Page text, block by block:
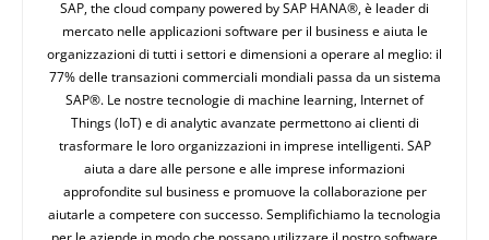
SAP, the cloud company powered by SAP HANA®, è leader di
mercato nelle applicazioni software per il business e aiuta le
organizzazioni di tutti i settori e dimensioni a operare al meglio: il
77% delle transazioni commerciali mondiali passa da un sistema
SAP®. Le nostre tecnologie di machine learning, Internet of
Things (IoT) e di analytic avanzate permettono ai clienti di
trasformare le loro organizzazioni in imprese intelligenti. SAP
aiuta a dare alle persone e alle imprese informazioni
approfondite sul business e promuove la collaborazione per
aiutarle a competere con successo. Semplifichiamo la tecnologia